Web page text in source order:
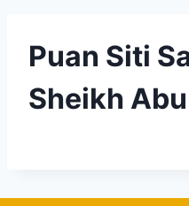
Puan Siti
Sheikh